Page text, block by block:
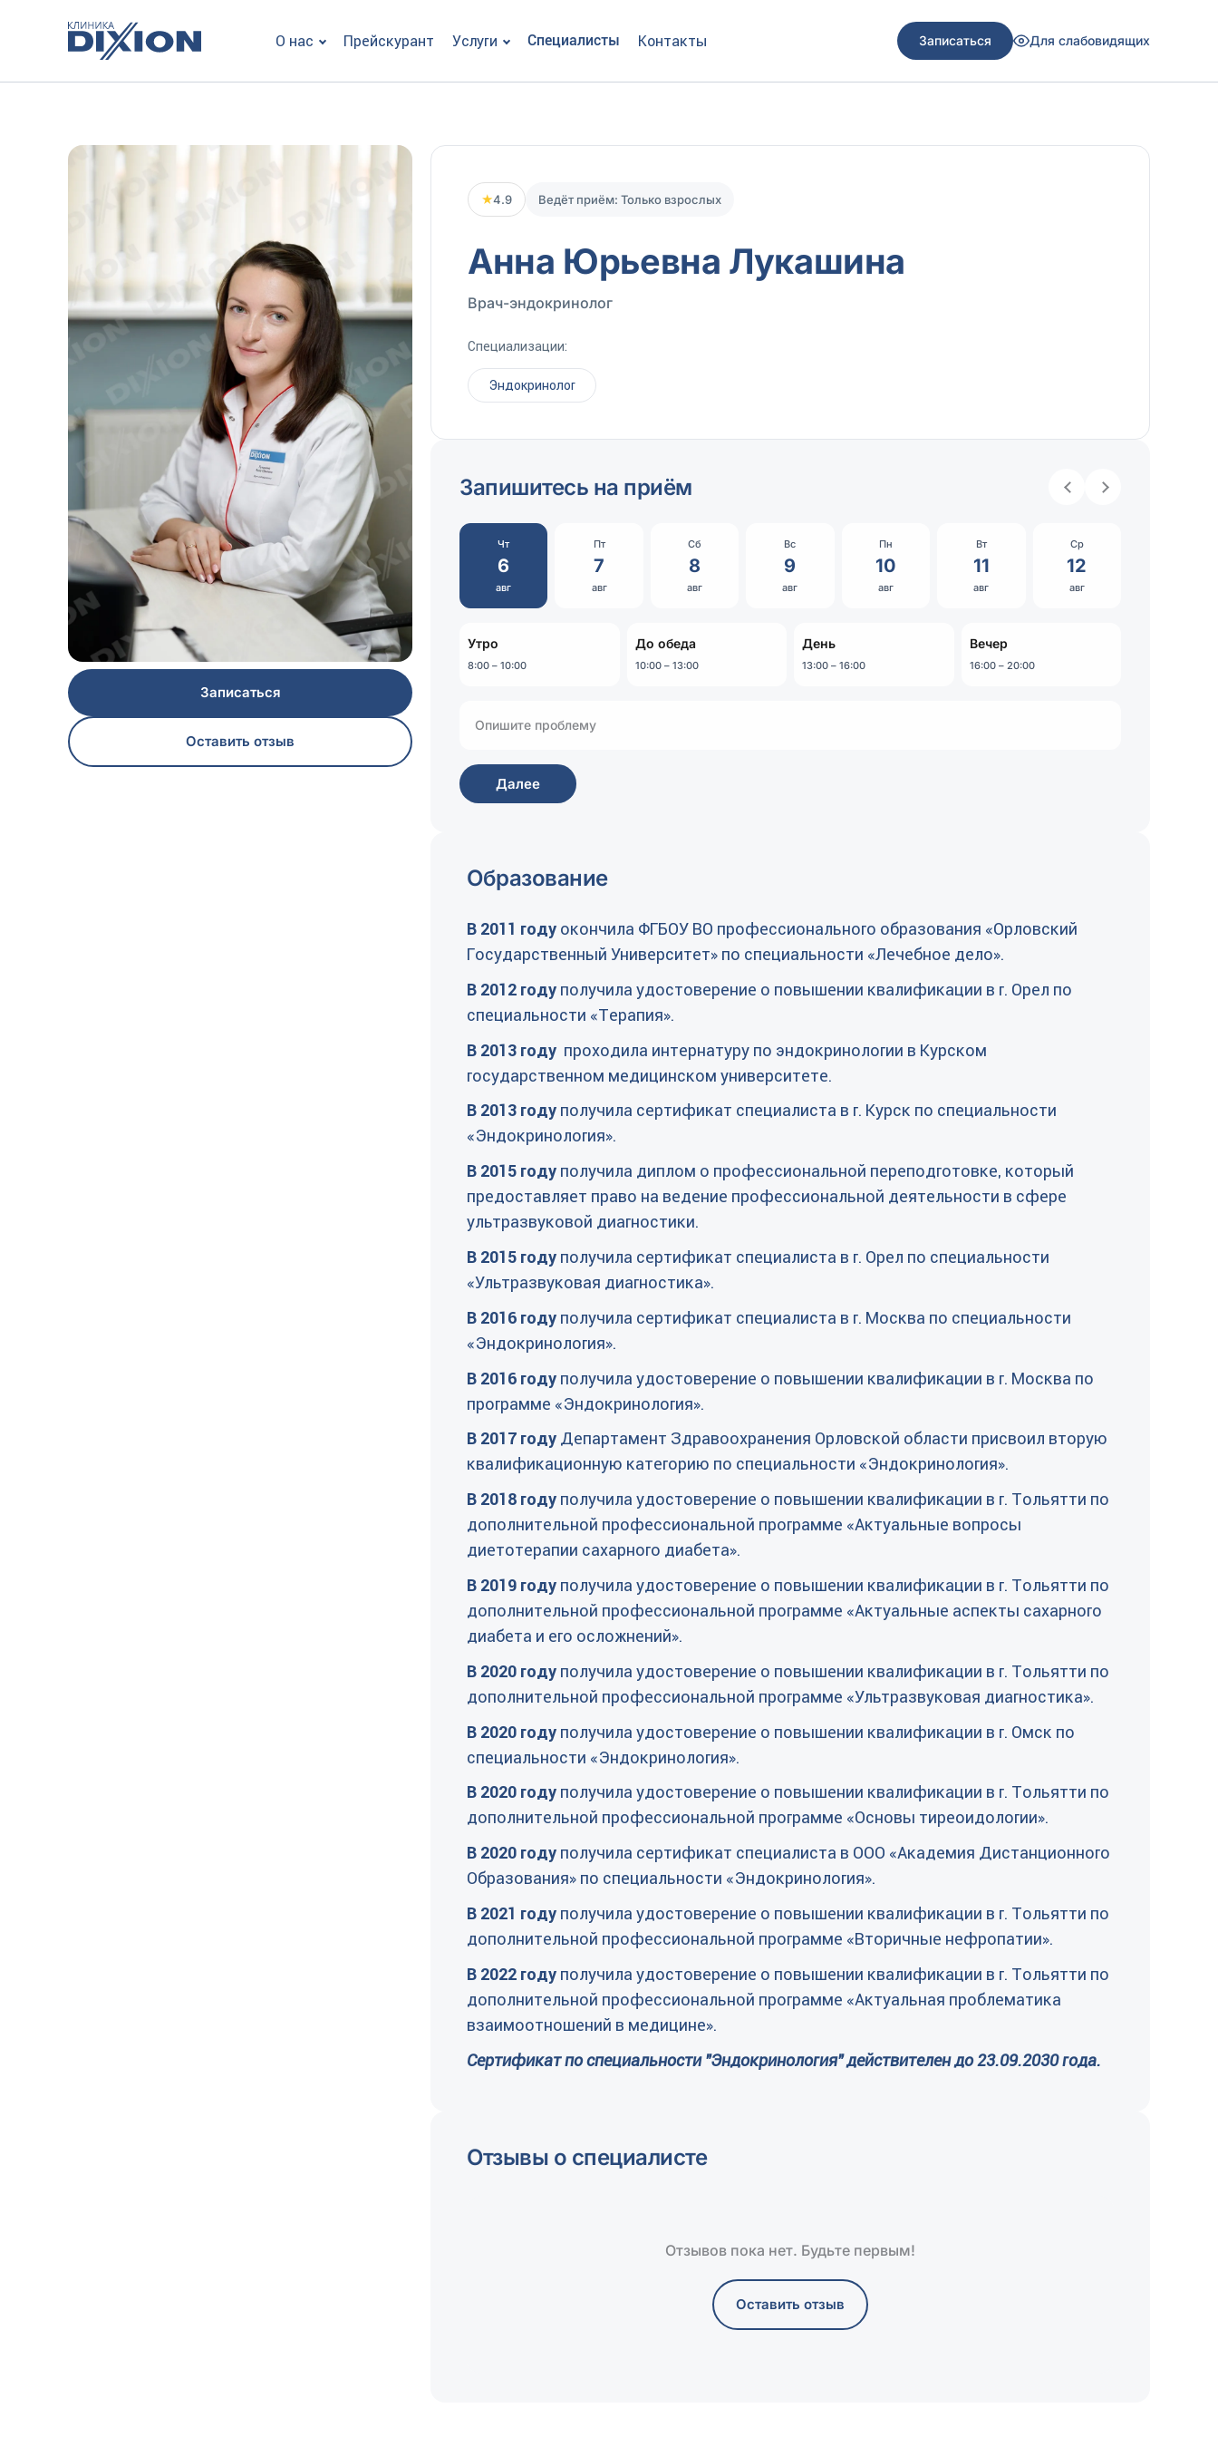
О нас Прейскурант Услуги Специалисты Контакты Записаться Для слабовидящих
Записаться
Оставить отзыв
★4.9 Ведёт приём: Только взрослых
Анна Юрьевна Лукашина
Врач-эндокринолог
Специализации:
Эндокринолог
Запишитесь на приём
Чт
6
авг
Пт
7
авг
Сб
8
авг
Вс
9
авг
Пн
10
авг
Вт
11
авг
Ср
12
авг
Утро
8:00 – 10:00
До обеда
10:00 – 13:00
День
13:00 – 16:00
Вечер
16:00 – 20:00
Далее
Образование
В 2011 году окончила ФГБОУ ВО профессионального образования «Орловский
Государственный Университет» по специальности «Лечебное дело».
В 2012 году получила удостоверение о повышении квалификации в г. Орел по
специальности «Терапия».
В 2013 году проходила интернатуру по эндокринологии в Курском
государственном медицинском университете.
В 2013 году получила сертификат специалиста в г. Курск по специальности
«Эндокринология».
В 2015 году получила диплом о профессиональной переподготовке, который
предоставляет право на ведение профессиональной деятельности в сфере
ультразвуковой диагностики.
В 2015 году получила сертификат специалиста в г. Орел по специальности
«Ультразвуковая диагностика».
В 2016 году получила сертификат специалиста в г. Москва по специальности
«Эндокринология».
В 2016 году получила удостоверение о повышении квалификации в г. Москва по
программе «Эндокринология».
В 2017 году Департамент Здравоохранения Орловской области присвоил вторую
квалификационную категорию по специальности «Эндокринология».
В 2018 году получила удостоверение о повышении квалификации в г. Тольятти по
дополнительной профессиональной программе «Актуальные вопросы
диетотерапии сахарного диабета».
В 2019 году получила удостоверение о повышении квалификации в г. Тольятти по
дополнительной профессиональной программе «Актуальные аспекты сахарного
диабета и его осложнений».
В 2020 году получила удостоверение о повышении квалификации в г. Тольятти по
дополнительной профессиональной программе «Ультразвуковая диагностика».
В 2020 году получила удостоверение о повышении квалификации в г. Омск по
специальности «Эндокринология».
В 2020 году получила удостоверение о повышении квалификации в г. Тольятти по
дополнительной профессиональной программе «Основы тиреоидологии».
В 2020 году получила сертификат специалиста в ООО «Академия Дистанционного
Образования» по специальности «Эндокринология».
В 2021 году получила удостоверение о повышении квалификации в г. Тольятти по
дополнительной профессиональной программе «Вторичные нефропатии».
В 2022 году получила удостоверение о повышении квалификации в г. Тольятти по
дополнительной профессиональной программе «Актуальная проблематика
взаимоотношений в медицине».
Сертификат по специальности "Эндокринология" действителен до 23.09.2030 года.
Отзывы о специалисте
Отзывов пока нет. Будьте первым!
Оставить отзыв